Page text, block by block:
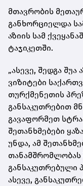
მთავრობის
განხორციელდა
აზიის სამ
ტაჯიკეთში.
„ასევე, შედგა
ვიზიტები
თურქმენეთის
განსაკუთრებით
გავაფორმეთ
შეთანხმებები
უნდა, ამ
თანამშრომლობას
განსაკუთრებული
ასევე,